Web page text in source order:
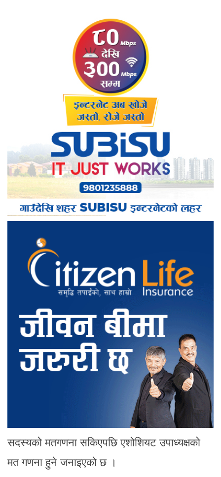
सदस्यको मतगणना सकिएपछि एशोशियट उपाध्यक्षको
मत गणना हुने जनाइएको छ ।